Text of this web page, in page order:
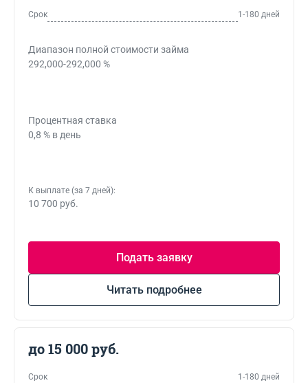
Срок 1-180 дней
Диапазон полной стоимости займа
292,000-292,000 %
Процентная ставка
0,8 % в день
К выплате (за 7 дней):
10 700 руб.
Подать заявку
Читать подробнее
до 15 000 руб.
Срок 1-180 дней